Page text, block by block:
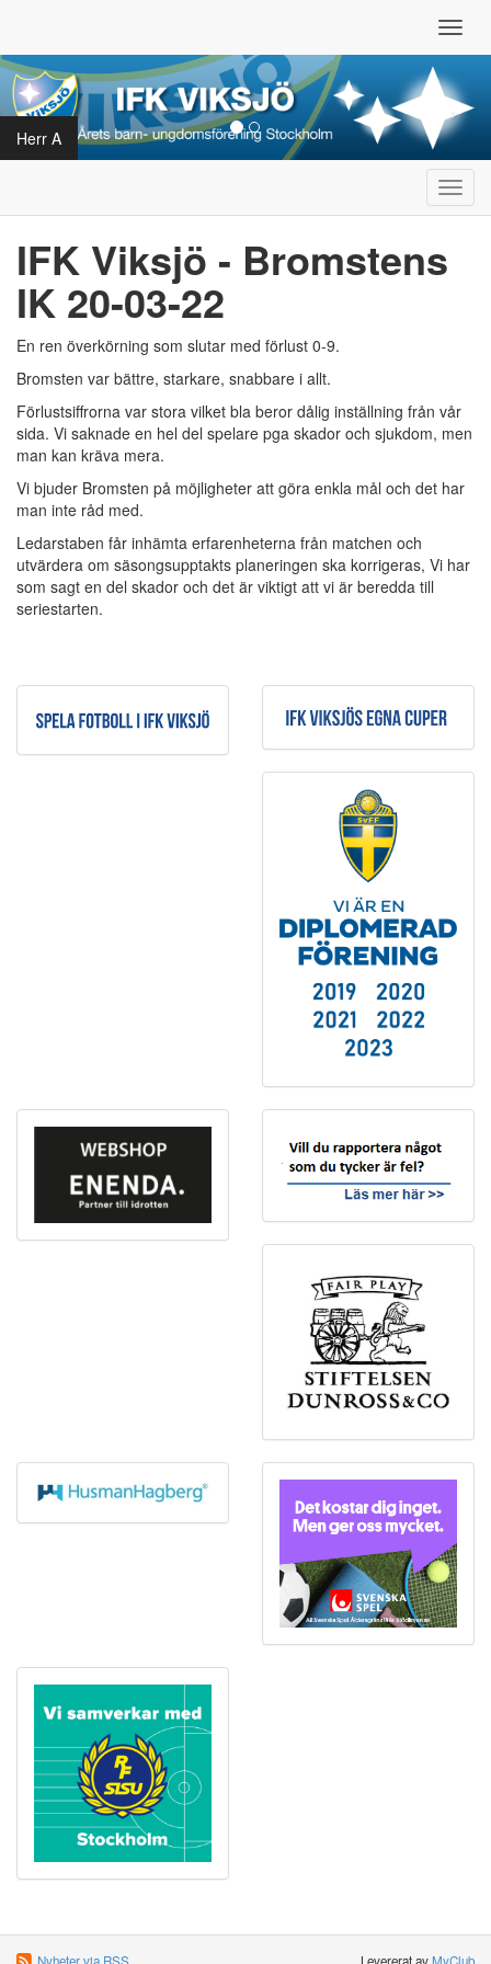
Herr A
IFK Viksjö - Bromstens
IK 20-03-22
En ren överkörning som slutar med förlust 0-9.
Bromsten var bättre, starkare, snabbare i allt.
Förlustsiffrorna var stora vilket bla beror dålig inställning från vår
sida. Vi saknade en hel del spelare pga skador och sjukdom, men
man kan kräva mera.
Vi bjuder Bromsten på möjligheter att göra enkla mål och det har
man inte råd med.
Ledarstaben får inhämta erfarenheterna från matchen och
utvärdera om säsongsupptakts planeringen ska korrigeras, Vi har
som sagt en del skador och det är viktigt att vi är beredda till
seriestarten.
Nyheter via RSS Levererat avMyClub